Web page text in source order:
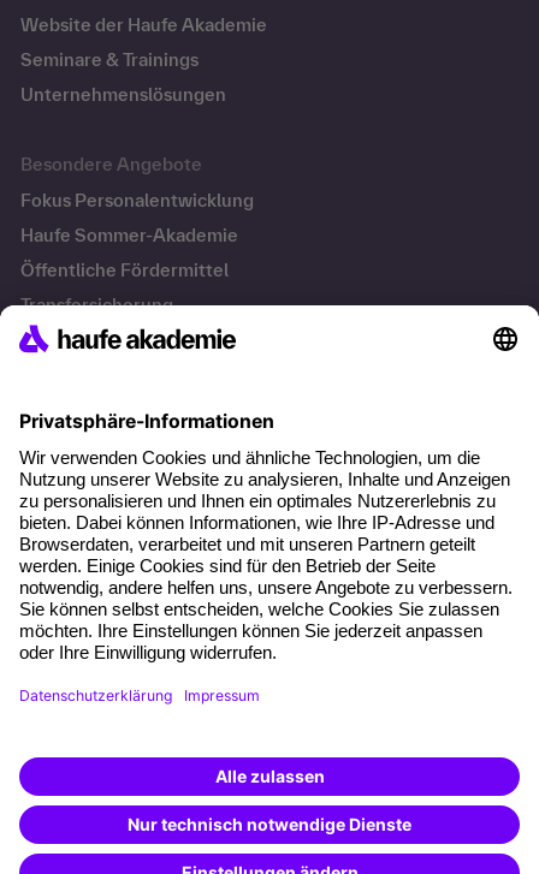
Website der Haufe Akademie
Seminare & Trainings
Unternehmenslösungen
Besondere Angebote
Fokus Personalentwicklung
Haufe Sommer-Akademie
Öffentliche Fördermittel
Transfersicherung
Führung im KI-Zeitalter: Wie Human-AI-Leadership Teams
stark macht
Operatives Personalmanagement: Aufgaben, Prozesse
und Grundlagen im Überblick
KI Texte menschlicher machen und unverwechselbar
bleiben
KI-Projekte zum Erfolg bringen
Datenschutz
Cookie-Einstellungen
InstagramYouTube
TikTok